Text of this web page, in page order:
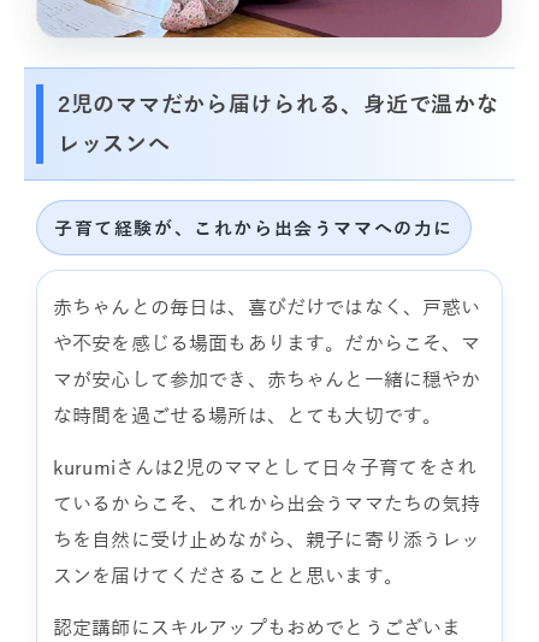
2児のママだから届けられる、身近で温かな
レッスンへ
子育て経験が、これから出会うママへの力に
赤ちゃんとの毎日は、喜びだけではなく、戸惑い
や不安を感じる場面もあります。だからこそ、マ
マが安心して参加でき、赤ちゃんと一緒に穏やか
な時間を過ごせる場所は、とても大切です。
kurumiさんは2児のママとして日々子育てをされ
ているからこそ、これから出会うママたちの気持
ちを自然に受け止めながら、親子に寄り添うレッ
スンを届けてくださることと思います。
認定講師にスキルアップもおめでとうございま